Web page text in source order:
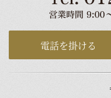
電話を掛ける